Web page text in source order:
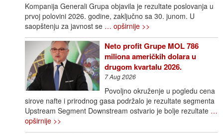
Kompanija Generali Grupa objavila je rezultate poslovanja u
prvoj polovini 2026. godine, zaključno sa 30. junom. U
saopštenju za javnost se … opširnije >>
Neto profit Grupe MOL 786
miliona američkih dolara u
drugom kvartalu 2026.
7 Aug 2026
Povoljno okruženje u pogledu cena
sirove nafte i prirodnog gasa podržalo je rezultate segmenta
Upstream Segment Downstream ostvario je bolje rezultate …
opširnije >>